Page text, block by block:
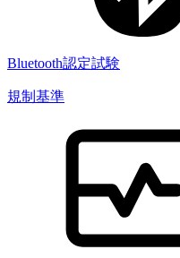
Bluetooth認定試験
規制基準